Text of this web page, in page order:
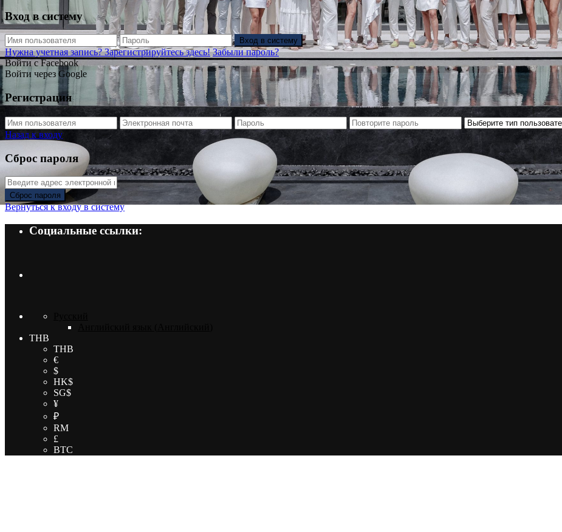
Вход в систему
Вход в систему
Нужна учетная запись? Зарегистрируйтесь здесь! Забыли пароль?
Войти с Facebook
Войти через Google
Регистрация
Назад к входу
Сброс пароля
Сброс пароля
Вернуться к входу в систему
Социальные ссылки:
THB
THB
€
$
HK$
SG$
¥
₽
RM
£
BTC